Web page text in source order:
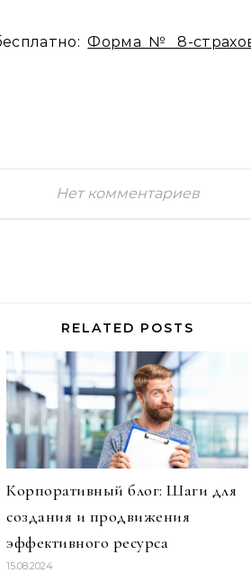
Форма № 8-
Нет комментариев
RELATED POSTS
Корпоративный блог: Шаги для
создания и продвижения
эффективного ресурса
15.08.2024